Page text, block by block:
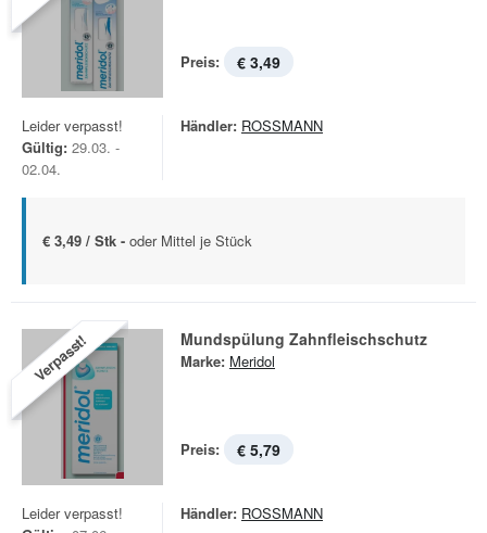
Preis: € 3,49
Leider verpasst!
Gültig: 29.03. -
02.04.
Händler: ROSSMANN
€ 3,49 / Stk - oder Mittel je Stück
Verpasst! Mundspülung Zahnfleischschutz
Marke: Meridol
Preis: € 5,79
Leider verpasst!
Händler: ROSSMANN